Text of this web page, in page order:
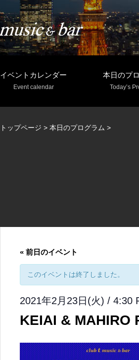
イベントカレンダー
Event calendar
本日のプ
Today’s
トップページ > 本日のプログラム >
« 前日のイベント
このイベントは終了しました。
2021年2月23日(火) / 4:30
KEIAI & MAHIRO